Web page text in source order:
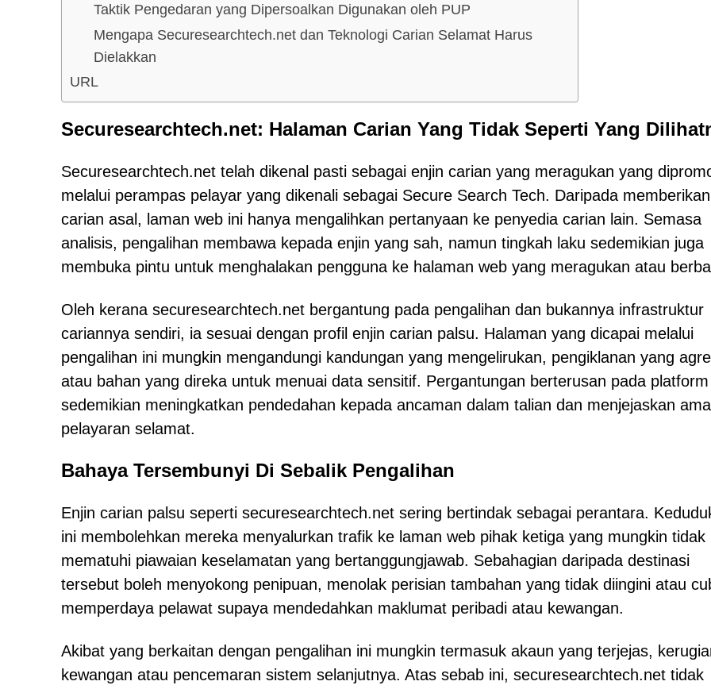
Taktik Pengedaran yang Dipersoalkan Digunakan oleh PUP
Mengapa Securesearchtech.net dan Teknologi Carian Selamat Harus
Dielakkan
URL
Securesearchtech.net: Halaman Carian Yang Tidak Seperti Yang
Securesearchtech.net telah dikenal pasti sebagai enjin carian yang meragukan yang
melalui perampas pelayar yang dikenali sebagai Secure Search Tech. Daripada memberikan
carian asal, laman web ini hanya mengalihkan pertanyaan ke penyedia carian lain. Semasa
analisis, pengalihan membawa kepada enjin yang sah, namun tingkah laku sedemikian juga
membuka pintu untuk menghalakan pengguna ke halaman web yang meragukan atau
Oleh kerana securesearchtech.net bergantung pada pengalihan dan bukannya infrastruktur
cariannya sendiri, ia sesuai dengan profil enjin carian palsu. Halaman yang dicapai melalui
pengalihan ini mungkin mengandungi kandungan yang mengelirukan, pengiklanan yang
atau bahan yang direka untuk menuai data sensitif. Pergantungan berterusan pada platform
sedemikian meningkatkan pendedahan kepada ancaman dalam talian dan menjejaskan
pelayaran selamat.
Bahaya Tersembunyi Di Sebalik Pengalihan
Enjin carian palsu seperti securesearchtech.net sering bertindak sebagai perantara.
ini membolehkan mereka menyalurkan trafik ke laman web pihak ketiga yang mungkin tidak
mematuhi piawaian keselamatan yang bertanggungjawab. Sebahagian daripada destinasi
tersebut boleh menyokong penipuan, menolak perisian tambahan yang tidak diingini atau
memperdaya pelawat supaya mendedahkan maklumat peribadi atau kewangan.
Akibat yang berkaitan dengan pengalihan ini mungkin termasuk akaun yang terjejas,
kewangan atau pencemaran sistem selanjutnya. Atas sebab ini, securesearchtech.net tidak